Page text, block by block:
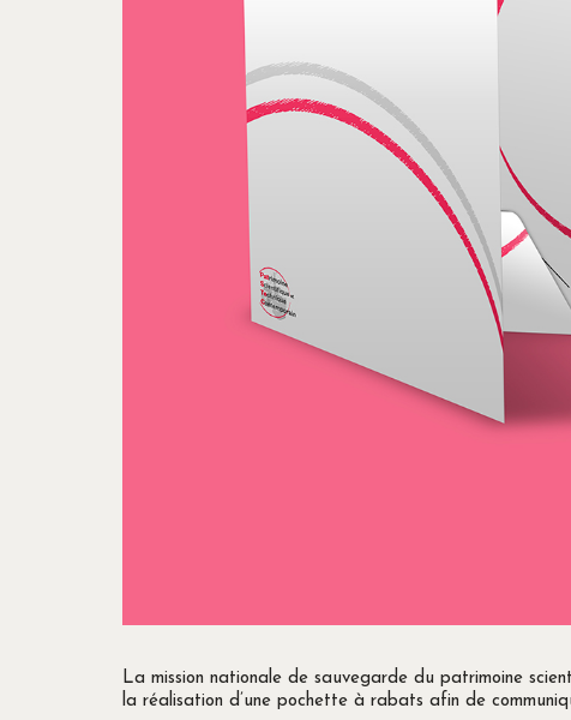
La mission nationale de sauvegarde du patrimoine
la réalisation d’une pochette à rabats afin de